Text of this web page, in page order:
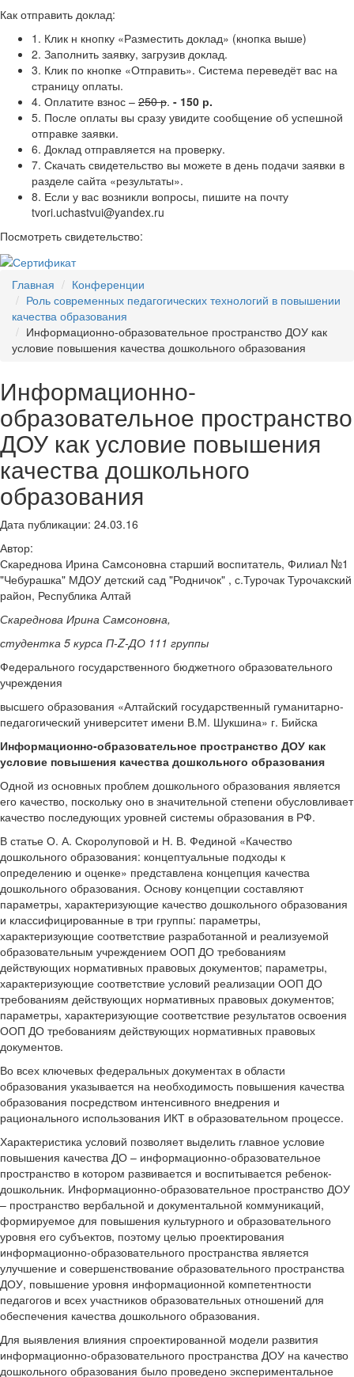
Как отправить доклад:
1. Клик н кнопку «Разместить доклад» (кнопка выше)
2. Заполнить заявку, загрузив доклад.
3. Клик по кнопке «Отправить». Система переведёт вас на
страницу оплаты.
4. Оплатите взнос – 250 р. - 150 р.
5. После оплаты вы сразу увидите сообщение об успешной
отправке заявки.
6. Доклад отправляется на проверку.
7. Скачать свидетельство вы можете в день подачи заявки в
разделе сайта «результаты».
8. Если у вас возникли вопросы, пишите на почту
tvori.uchastvui@yandex.ru
Посмотреть свидетельство:
Главная
Конференции
Роль современных педагогических технологий в повышении
качества образования
Информационно-образовательное пространство ДОУ как
условие повышения качества дошкольного образования
Информационно-
образовательное пространство
ДОУ как условие повышения
качества дошкольного
образования
Дата публикации: 24.03.16
Автор:
Скареднова Ирина Самсоновна старший воспитатель, Филиал №1
"Чебурашка" МДОУ детский сад "Родничок" , с.Турочак Турочакский
район, Республика Алтай
Скареднова Ирина Самсоновна,
студентка 5 курса П-Z-ДО 111 группы
Федерального государственного бюджетного образовательного
учреждения
высшего образования «Алтайский государственный гуманитарно-
педагогический университет имени В.М. Шукшина» г. Бийска
Информационно-образовательное пространство ДОУ как
условие повышения качества дошкольного образования
Одной из основных проблем дошкольного образования является
его качество, поскольку оно в значительной степени обусловливает
качество последующих уровней системы образования в РФ.
В статье О. А. Скоролуповой и Н. В. Фединой «Качество
дошкольного образования: концептуальные подходы к
определению и оценке» представлена концепция качества
дошкольного образования. Основу концепции составляют
параметры, характеризующие качество дошкольного образования
и классифицированные в три группы: параметры,
характеризующие соответствие разработанной и реализуемой
образовательным учреждением ООП ДО требованиям
действующих нормативных правовых документов; параметры,
характеризующие соответствие условий реализации ООП ДО
требованиям действующих нормативных правовых документов;
параметры, характеризующие соответствие результатов освоения
ООП ДО требованиям действующих нормативных правовых
документов.
Во всех ключевых федеральных документах в области
образования указывается на необходимость повышения качества
образования посредством интенсивного внедрения и
рационального использования ИКТ в образовательном процессе.
Характеристика условий позволяет выделить главное условие
повышения качества ДО – информационно-образовательное
пространство в котором развивается и воспитывается ребенок-
дошкольник. Информационно-образовательное пространство ДОУ
– пространство вербальной и документальной коммуникаций,
формируемое для повышения культурного и образовательного
уровня его субъектов, поэтому целью проектирования
информационно-образовательного пространства является
улучшение и совершенствование образовательного пространства
ДОУ, повышение уровня информационной компетентности
педагогов и всех участников образовательных отношений для
обеспечения качества дошкольного образования.
Для выявления влияния спроектированной модели развития
информационно-образовательного пространства ДОУ на качество
дошкольного образования было проведено экспериментальное